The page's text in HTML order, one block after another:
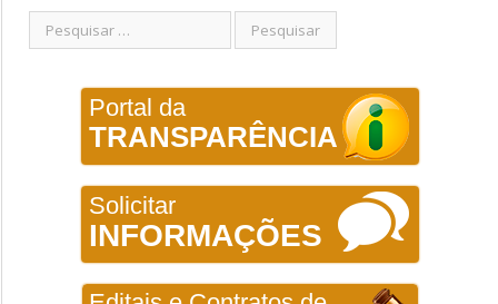
Portal da
TRANSPARÊNCIA
Solicitar
INFORMAÇÕES